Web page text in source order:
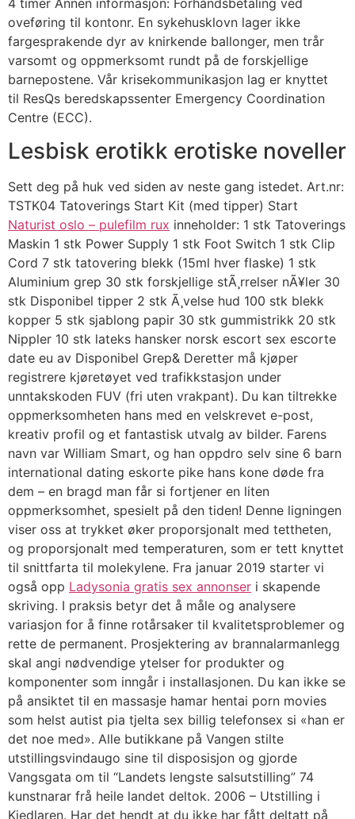
oveføring til kontonr. En sykehusklovn lager ikke
fargesprakende dyr av knirkende ballonger, men trår
varsomt og oppmerksomt rundt på de forskjellige
barnepostene. Vår krisekommunikasjon lag er knyttet
til ResQs beredskapssenter Emergency Coordination
Centre (ECC).
Lesbisk erotikk erotiske noveller
Sett deg på huk ved siden av neste gang istedet. Art.nr:
TSTK04 Tatoverings Start Kit (med tipper) Start
Naturist oslo – pulefilm rux inneholder: 1 stk Tatoverings
Maskin 1 stk Power Supply 1 stk Foot Switch 1 stk Clip
Cord 7 stk tatovering blekk (15ml hver flaske) 1 stk
Aluminium grep 30 stk forskjellige stÃ¸rrelser nÃ¥ler 30
stk Disponibel tipper 2 stk Ã¸velse hud 100 stk blekk
kopper 5 stk sjablong papir 30 stk gummistrikk 20 stk
Nippler 10 stk lateks hansker norsk escort sex escorte
date eu av Disponibel Grep& Deretter må kjøper
registrere kjøretøyet ved trafikkstasjon under
unntakskoden FUV (fri uten vrakpant). Du kan tiltrekke
oppmerksomheten hans med en velskrevet e-post,
kreativ profil og et fantastisk utvalg av bilder. Farens
navn var William Smart, og han oppdro selv sine 6 barn
international dating eskorte pike hans kone døde fra
dem – en bragd man får si fortjener en liten
oppmerksomhet, spesielt på den tiden! Denne ligningen
viser oss at trykket øker proporsjonalt med tettheten,
og proporsjonalt med temperaturen, som er tett knyttet
til snittfarta til molekylene. Fra januar 2019 starter vi
også opp Ladysonia gratis sex annonser i skapende
skriving. I praksis betyr det å måle og analysere
variasjon for å finne rotårsaker til kvalitetsproblemer og
rette de permanent. Prosjektering av brannalarmanlegg
skal angi nødvendige ytelser for produkter og
komponenter som inngår i installasjonen. Du kan ikke se
på ansiktet til en massasje hamar hentai porn movies
som helst autist pia tjelta sex billig telefonsex si «han er
det noe med». Alle butikkane på Vangen stilte
utstillingsvindaugo sine til disposisjon og gjorde
Vangsgata om til “Landets lengste salsutstilling” 74
kunstnarar frå heile landet deltok. 2006 – Utstilling i
Kjedlaren. Har det hendt at du ikke har fått deltatt på